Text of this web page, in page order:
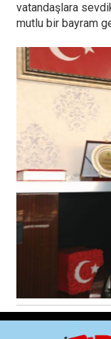
vatandaşlara
mutlu bir bayram